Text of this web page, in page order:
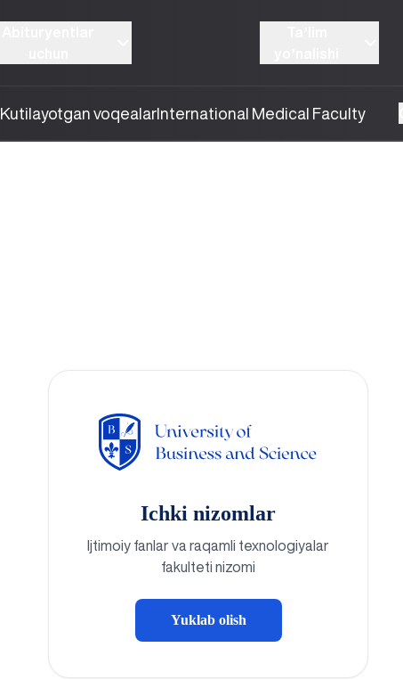
Kutilayotgan voqealarInternational Medical Faculty
Ichki nizomlar
Ijtimoiy fanlar va raqamli texnologiyalar
fakulteti nizomi
Yuklab olish